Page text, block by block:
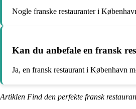
Nogle franske restauranter i
Kan du anbefale en fransk
Ja, en fransk restaurant i København
Artiklen Find den perfekte fransk